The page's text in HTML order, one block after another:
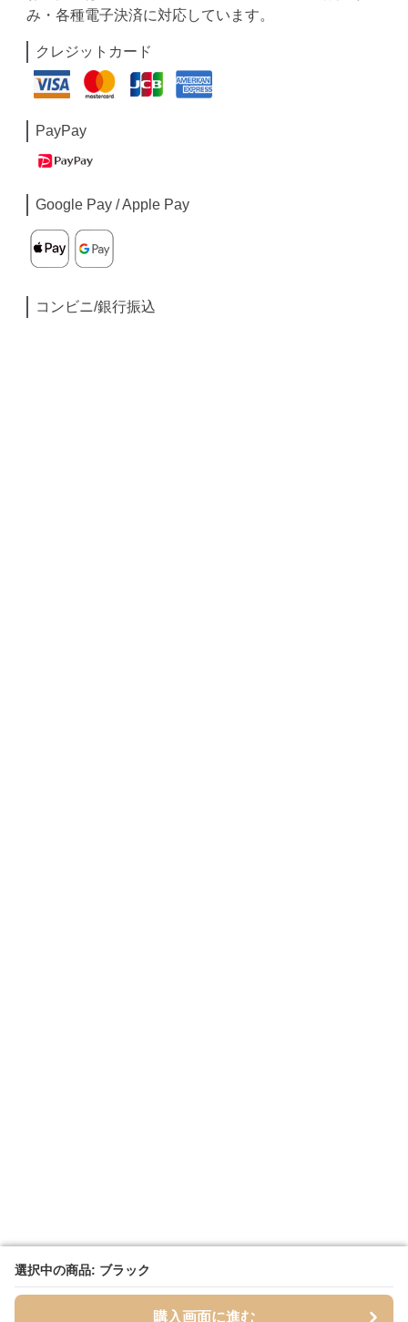
選択中の商品: ブラック
購入画面に進む
選択中の商品: ブラック
購入画面に進む
み・各種電子決済に対応しています。
クレジットカード
PayPay
Google Pay / Apple Pay
コンビニ/銀行振込